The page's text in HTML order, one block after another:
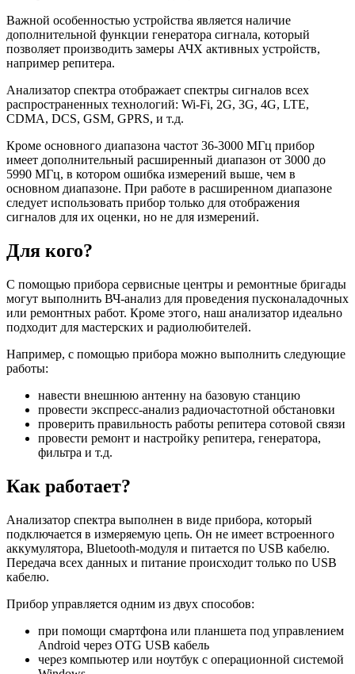
Важной особенностью устройства является наличие
дополнительной функции генератора сигнала, который
позволяет производить замеры АЧХ активных устройств,
например репитера.
Анализатор спектра отображает спектры сигналов всех
распространенных технологий: Wi-Fi, 2G, 3G, 4G, LTE,
CDMA, DCS, GSM, GPRS, и т.д.
Кроме основного диапазона частот 36-3000 МГц прибор
имеет дополнительный расширенный диапазон от 3000 до
5990 МГц, в котором ошибка измерений выше, чем в
основном диапазоне. При работе в расширенном диапазоне
следует использовать прибор только для отображения
сигналов для их оценки, но не для измерений.
Для кого?
С помощью прибора сервисные центры и ремонтные бригады
могут выполнить ВЧ-анализ для проведения пусконаладочных
или ремонтных работ. Кроме этого, наш анализатор идеально
подходит для мастерских и радиолюбителей.
Например, с помощью прибора можно выполнить следующие
работы:
навести внешнюю антенну на базовую станцию
провести экспресс-анализ радиочастотной обстановки
проверить правильность работы репитера сотовой связи
провести ремонт и настройку репитера, генератора,
фильтра и т.д.
Как работает?
Анализатор спектра выполнен в виде прибора, который
подключается в измеряемую цепь. Он не имеет встроенного
аккумулятора, Bluetooth-модуля и питается по USB кабелю.
Передача всех данных и питание происходит только по USB
кабелю.
Прибор управляется одним из двух способов:
при помощи смартфона или планшета под управлением
Android через OTG USB кабель
через компьютер или ноутбук с операционной системой